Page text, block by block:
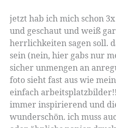
jetzt hab ich mich schon
und geschaut und weiß
herrlichkeiten sagen soll.
sein (nein, hier gabs nur
sicher unmengen an
foto sieht fast aus wie
einfach
immer inspirierend und
wunderschön. ich muss